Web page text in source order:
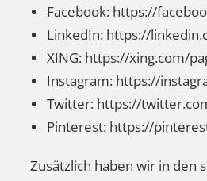
Facebook: https://
LinkedIn: https://
XING: https://xing.com/
Instagram: https://
Twitter: https://
Pinterest: https://
Zusätzlich haben wir in den